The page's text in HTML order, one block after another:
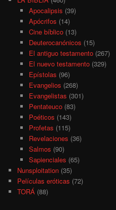
Apocalipsis (39)
Apócrifos (14)
Cine bíblico(13)
Deuterocanónicos (15)
El antiguo testamento(267)
El nuevo testamento(329)
Epístolas (96)
Evangelios (268)
Evangelistas (301)
Pentateuco(83)
Poéticos (143)
Profetas (115)
Revelaciones (36)
Salmos (90)
Sapienciales (65)
Nunsploitation (35)
Películas eróticas (72)
TORÁ (88)